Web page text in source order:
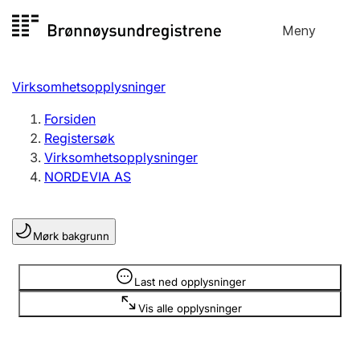
til
Meny
Registersøk
Aksjeselskap
Enkeltpersonforetak
Registrere, endre, slette
Lag og forening
Registrere, endre, slette
Virksomhetsopplysninger
Forsiden
Registersøk
Virksomhetsopplysninger
NORDEVIA AS
Mørk bakgrunn
Last ned opplysninger
Vis alle opplysninger
Opplysninger er skjult